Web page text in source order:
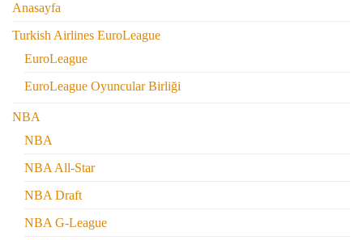
Anasayfa
Turkish Airlines EuroLeague
EuroLeague
EuroLeague Oyuncular Birliği
NBA
NBA
NBA All-Star
NBA Draft
NBA G-League